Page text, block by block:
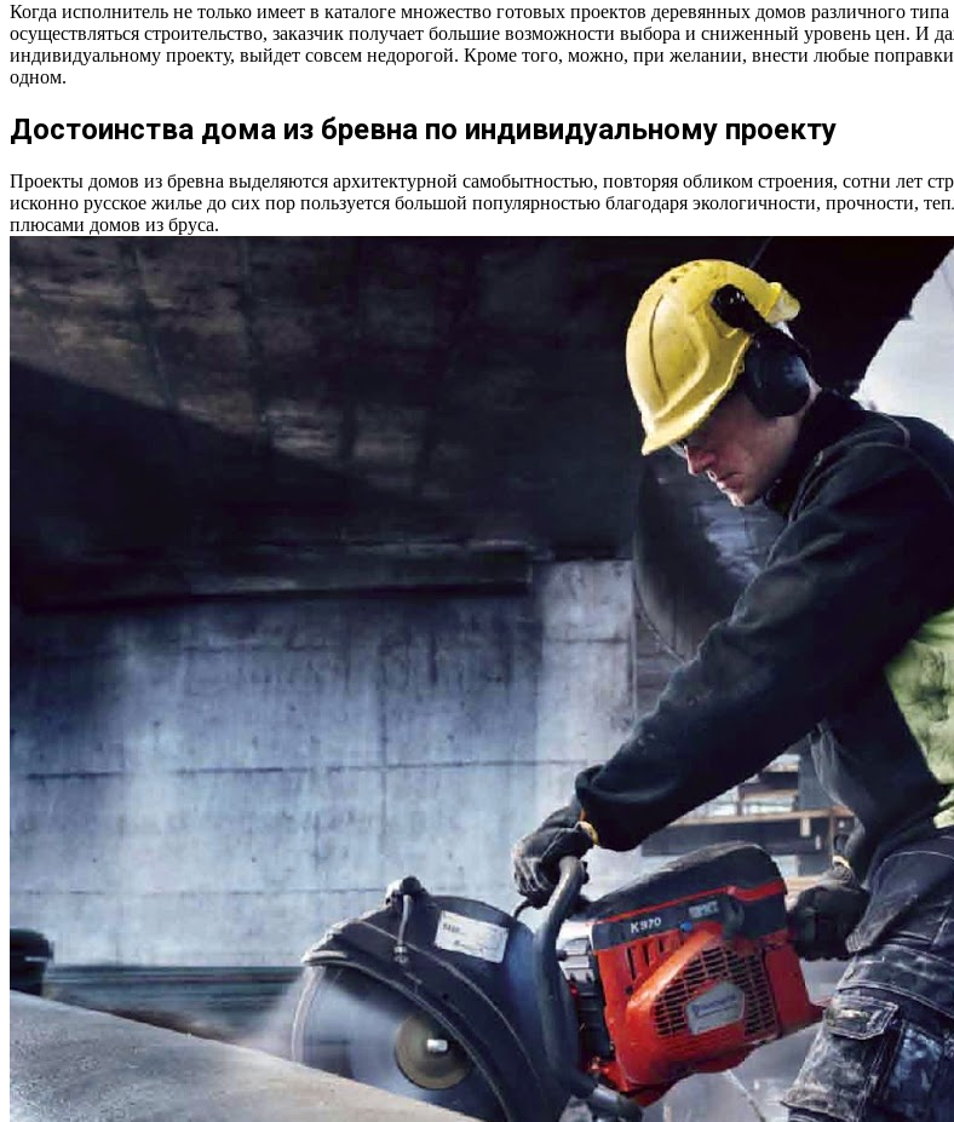
Когда исполнитель не только имеет в каталоге множество готовых проектов деревянных домов различного
осуществляться строительство, заказчик получает большие возможности выбора и сниженный уровень цен. И
индивидуальному проекту, выйдет совсем недорогой. Кроме того, можно, при желании, внести любые
одном.
Достоинства дома из бревна по индивидуальному проекту
Проекты домов из бревна выделяются архитектурной самобытностью, повторяя обликом строения, сотни лет
исконно русское жилье до сих пор пользуется большой популярностью благодаря экологичности, прочности,
плюсами домов из бруса.